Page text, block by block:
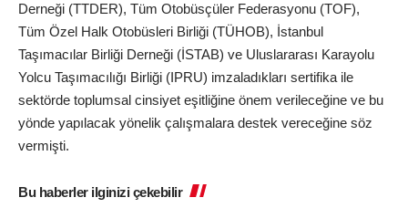
Derneği (TTDER), Tüm Otobüsçüler Federasyonu (TOF),
Tüm Özel Halk Otobüsleri Birliği (TÜHOB), İstanbul
Taşımacılar Birliği Derneği (İSTAB) ve Uluslararası Karayolu
Yolcu Taşımacılığı Birliği (IPRU) imzaladıkları sertifika ile
sektörde toplumsal cinsiyet eşitliğine önem verileceğine ve bu
yönde yapılacak yönelik çalışmalara destek vereceğine söz
vermişti.
Bu haberler ilginizi çekebilir